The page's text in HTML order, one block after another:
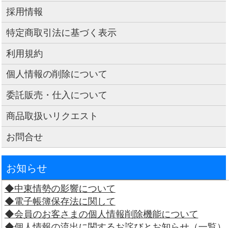
採用情報
特定商取引法に基づく表示
利用規約
個人情報の削除について
委託販売・仕入について
商品取扱いリクエスト
お問合せ
お知らせ
◆中東情勢の影響について
◆電子帳簿保存法に関して
◆会員のお客さまの個人情報削除機能について